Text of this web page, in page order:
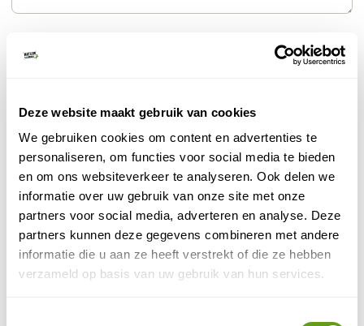
Deze website maakt gebruik van cookies
We gebruiken cookies om content en advertenties te
personaliseren, om functies voor social media te bieden
en om ons websiteverkeer te analyseren. Ook delen we
informatie over uw gebruik van onze site met onze
partners voor social media, adverteren en analyse. Deze
partners kunnen deze gegevens combineren met andere
informatie die u aan ze heeft verstrekt of die ze hebben
verzameld op basis van uw gebruik van hun services.
Naam
Reisperiode(optioneel)
Reisduur(optioneel)